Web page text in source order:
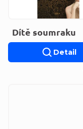
Dítě soumraku
Detail